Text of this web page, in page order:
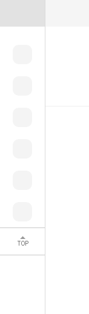
TOP